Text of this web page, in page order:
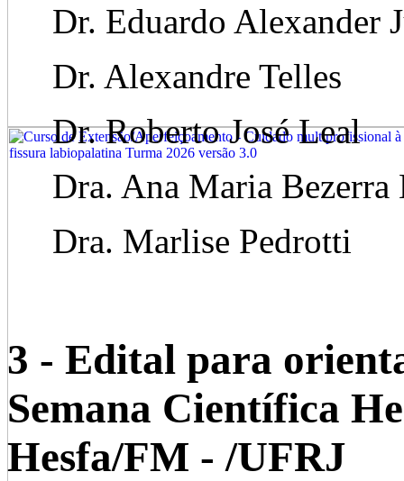
Dr. Eduardo Alexander
Dr. Alexandre Telles
Dr. Roberto José Leal
Dra. Ana Maria Bezerra
Dra. Marlise Pedrotti
3 - Edital para
Semana Científica
Hesfa/FM - /UFRJ